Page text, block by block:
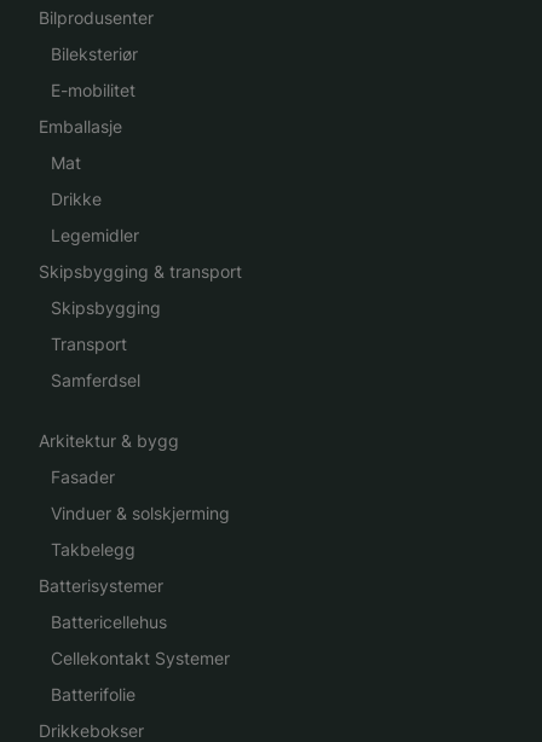
Bilprodusenter
Bileksteriør
E-mobilitet
Emballasje
Mat
Drikke
Legemidler
Skipsbygging & transport
Skipsbygging
Transport
Samferdsel
Arkitektur & bygg
Fasader
Vinduer & solskjerming
Takbelegg
Batterisystemer
Battericellehus
Cellekontakt Systemer
Batterifolie
Drikkebokser